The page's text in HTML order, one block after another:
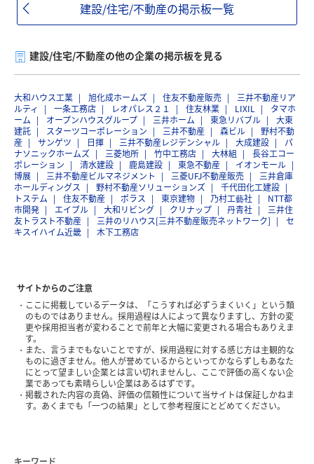
建設/住宅/不動産の掲示板一覧
建設/住宅/不動産の他の企業の掲示板を見る
大和ハウス工業 旭化成ホームズ 住友不動産販売
三井不動産リア
ルティ
一条工務店 レオパレス２１ 住友林業 LIXIL
タマホ
ーム
オープンハウスグループ 三井ホーム 東急リバブル
大東
建託
スターツコーポレーション 三井不動産 森ビル
野村不動
産
サンゲツ 日揮 三井不動産レジデンシャル 大成建設
パ
ナソニックホームズ
三菱地所 竹中工務店 大林組
長谷工コー
ポレーション
清水建設 鹿島建設 東急不動産
イオンモール
博展
三井不動産ビルマネジメント 三菱UFJ不動産販売
三井倉庫
ホールディングス
野村不動産ソリューションズ
千代田化工建設
トステム
住友不動産 ポラス 東京建物 乃村工藝社
NTT都
市開発
エイブル 大和リビング クリナップ 丹青社
三井住
友トラスト不動産
三井のリハウス[三井不動産販売ネットワーク]
セ
キスイハイム近畿
木下工務店
サイトからのご注意
ここに掲載しているデータは、「こうすれば必ずうまくいく」という類
のものではありません。採用過程は人によって異なりますし、方針の変
更や採用担当者が変わることで前年と大幅に変更される場合もありえま
す。
また、言うまでもないことですが、採用過程に対する感じ方は主観的な
ものに過ぎません。他人が誉めているからといってかならずしもあなた
にとって望ましい企業とは言い切れませんし、ここで評価の高くない企
業であっても素晴らしい企業はあるはずです。
掲載された内容の真偽、評価の信頼性について当サイトは保証しかねま
す。あくまでも「一つの結果」として参考程度にとどめてください。
キーワード